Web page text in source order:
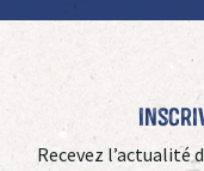
Recevez l’actualité